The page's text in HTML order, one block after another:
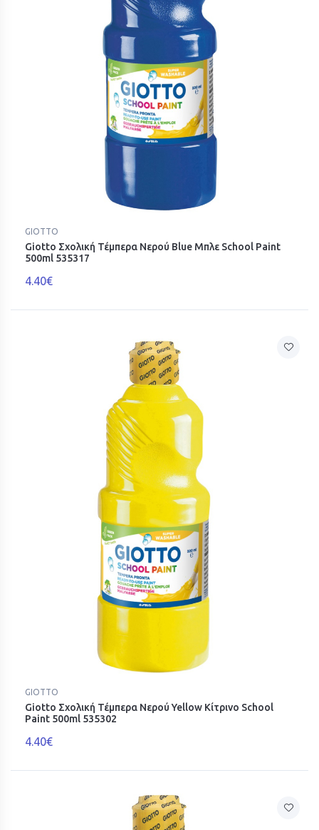
GIOTTO
Giotto Σχολική Τέμπερα Νερού Blue Μπλε School Paint
500ml 535317
4.40€
GIOTTO
Giotto Σχολική Τέμπερα Νερού Yellow Κίτρινο School
Paint 500ml 535302
4.40€